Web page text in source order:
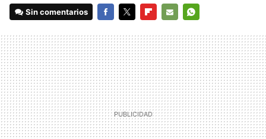
Sin comentarios
MAIL